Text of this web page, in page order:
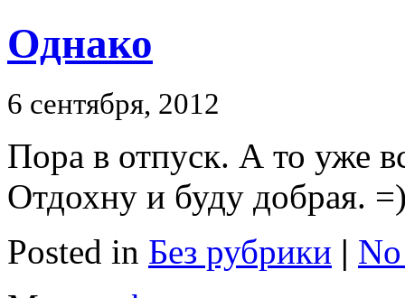
Однако
6 сентября, 2012
Пора в отпуск. А то уже
Отдохну и буду добрая.
Posted in Без рубрики |